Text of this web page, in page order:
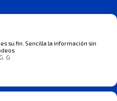
su fin. Sencilla la información sin
G. G